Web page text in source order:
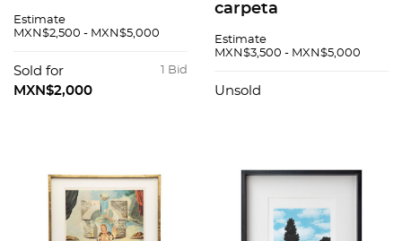
aguafuerte y
31 x 23 cm imagen /
46 x 33 cm papel
Estimate
MXN$2,500 - MXN$5,000
1 Bid
Sold for
MXN$2,000
carpeta
México. Firmada y
Litografía XXXIII E /
Estimate
MXN$3,500 - MXN$5,000
Unsold